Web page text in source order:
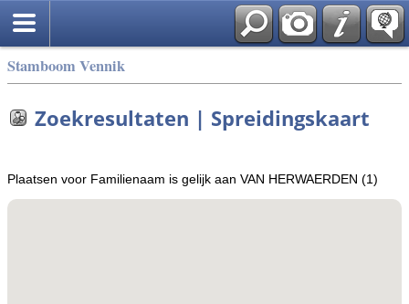
Stamboom Vennik
Zoekresultaten | Spreidingskaart
Plaatsen voor Familienaam is gelijk aan VAN HERWAERDEN (1)